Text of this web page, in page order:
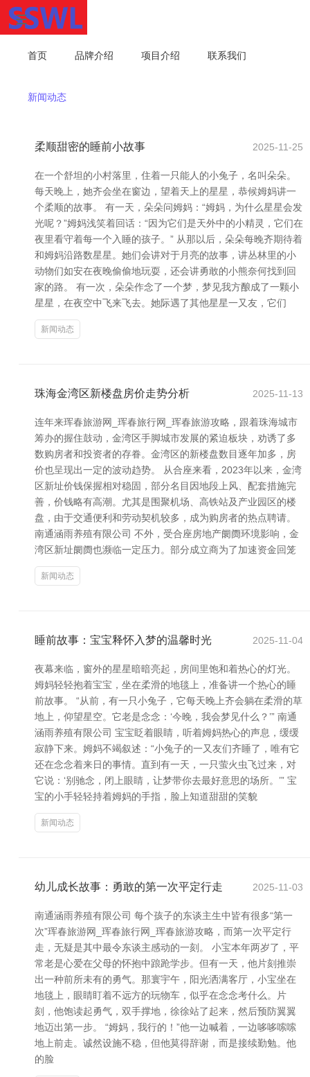
首页 品牌介绍 项目介绍 联系我们
新闻动态
柔顺甜密的睡前小故事 2025-11-25
在一个舒坦的小村落里，住着一只能人的小兔子，名叫朵朵。
每天晚上，她齐会坐在窗边，望着天上的星星，恭候姆妈讲一
个柔顺的故事。 有一天，朵朵问姆妈：“姆妈，为什么星星会发
光呢？”姆妈浅笑着回话：“因为它们是天外中的小精灵，它们在
夜里看守着每一个入睡的孩子。” 从那以后，朵朵每晚齐期待着
和姆妈沿路数星星。她们会讲对于月亮的故事，讲丛林里的小
动物们如安在夜晚偷偷地玩耍，还会讲勇敢的小熊奈何找到回
家的路。 有一次，朵朵作念了一个梦，梦见我方酿成了一颗小
星星，在夜空中飞来飞去。她际遇了其他星星一又友，它们
新闻动态
珠海金湾区新楼盘房价走势分析 2025-11-13
连年来珲春旅游网_珲春旅行网_珲春旅游攻略，跟着珠海城市
筹办的握住鼓动，金湾区手脚城市发展的紧迫板块，劝诱了多
数购房者和投资者的存眷。金湾区的新楼盘数目逐年加多，房
价也呈现出一定的波动趋势。 从合座来看，2023年以来，金湾
区新址价钱保握相对稳固，部分名目因地段上风、配套措施完
善，价钱略有高潮。尤其是围聚机场、高铁站及产业园区的楼
盘，由于交通便利和劳动契机较多，成为购房者的热点聘请。
南通涵雨养殖有限公司 不外，受合座房地产阛阓环境影响，金
湾区新址阛阓也濒临一定压力。部分成立商为了加速资金回笼
新闻动态
睡前故事：宝宝释怀入梦的温馨时光 2025-11-04
夜幕来临，窗外的星星暗暗亮起，房间里饱和着热心的灯光。
姆妈轻轻抱着宝宝，坐在柔滑的地毯上，准备讲一个热心的睡
前故事。 “从前，有一只小兔子，它每天晚上齐会躺在柔滑的草
地上，仰望星空。它老是念念：‘今晚，我会梦见什么？’” 南通
涵雨养殖有限公司 宝宝眨着眼睛，听着姆妈热心的声息，缓缓
寂静下来。姆妈不竭叙述：“小兔子的一又友们齐睡了，唯有它
还在念念着来日的事情。直到有一天，一只萤火虫飞过来，对
它说：‘别驰念，闭上眼睛，让梦带你去最好意思的场所。’” 宝
宝的小手轻轻持着姆妈的手指，脸上知道甜甜的笑貌
新闻动态
幼儿成长故事：勇敢的第一次平定行走 2025-11-03
南通涵雨养殖有限公司 每个孩子的东谈主生中皆有很多“第一
次”珲春旅游网_珲春旅行网_珲春旅游攻略，而第一次平定行
走，无疑是其中最令东谈主感动的一刻。 小宝本年两岁了，平
常老是心爱在父母的怀抱中踉跄学步。但有一天，他片刻推崇
出一种前所未有的勇气。那寰宇午，阳光洒满客厅，小宝坐在
地毯上，眼睛盯着不远方的玩物车，似乎在念念考什么。片
刻，他饱读起勇气，双手撑地，徐徐站了起来，然后预防翼翼
地迈出第一步。 “姆妈，我行的！”他一边喊着，一边哆哆嗦嗦
地上前走。诚然设施不稳，但他莫得辞谢，而是接续勤勉。他
的脸